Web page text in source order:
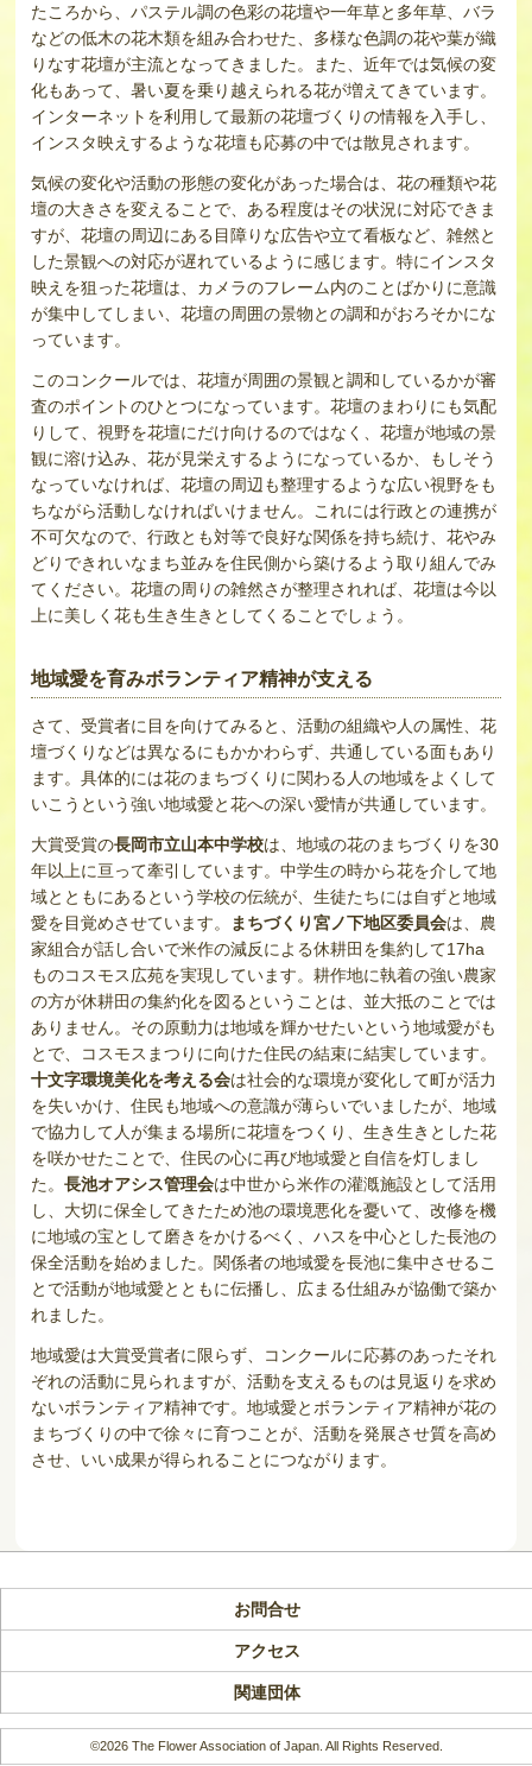
たころから、パステル調の色彩の花壇や一年草と多年草、バラ
などの低木の花木類を組み合わせた、多様な色調の花や葉が織
りなす花壇が主流となってきました。また、近年では気候の変
化もあって、暑い夏を乗り越えられる花が増えてきています。
インターネットを利用して最新の花壇づくりの情報を入手し、
インスタ映えするような花壇も応募の中では散見されます。
気候の変化や活動の形態の変化があった場合は、花の種類や花
壇の大きさを変えることで、ある程度はその状況に対応できま
すが、花壇の周辺にある目障りな広告や立て看板など、雑然と
した景観への対応が遅れているように感じます。特にインスタ
映えを狙った花壇は、カメラのフレーム内のことばかりに意識
が集中してしまい、花壇の周囲の景物との調和がおろそかにな
っています。
このコンクールでは、花壇が周囲の景観と調和しているかが審
査のポイントのひとつになっています。花壇のまわりにも気配
りして、視野を花壇にだけ向けるのではなく、花壇が地域の景
観に溶け込み、花が見栄えするようになっているか、もしそう
なっていなければ、花壇の周辺も整理するような広い視野をも
ちながら活動しなければいけません。これには行政との連携が
不可欠なので、行政とも対等で良好な関係を持ち続け、花やみ
どりできれいなまち並みを住民側から築けるよう取り組んでみ
てください。花壇の周りの雑然さが整理されれば、花壇は今以
上に美しく花も生き生きとしてくることでしょう。
地域愛を育みボランティア精神が支える
さて、受賞者に目を向けてみると、活動の組織や人の属性、花
壇づくりなどは異なるにもかかわらず、共通している面もあり
ます。具体的には花のまちづくりに関わる人の地域をよくして
いこうという強い地域愛と花への深い愛情が共通しています。
大賞受賞の長岡市立山本中学校は、地域の花のまちづくりを30
年以上に亘って牽引しています。中学生の時から花を介して地
域とともにあるという学校の伝統が、生徒たちには自ずと地域
愛を目覚めさせています。
まちづくり宮ノ下地区委員会は、農
家組合が話し合いで米作の減反による休耕田を集約して17ha
ものコスモス広苑を実現しています。耕作地に執着の強い農家
の方が休耕田の集約化を図るということは、並大抵のことでは
ありません。その原動力は地域を輝かせたいという地域愛がも
とで、コスモスまつりに向けた住民の結束に結実しています。
十文字環境美化を考える会は社会的な環境が変化して町が活力
を失いかけ、住民も地域への意識が薄らいでいましたが、地域
で協力して人が集まる場所に花壇をつくり、生き生きとした花
を咲かせたことで、住民の心に再び地域愛と自信を灯しまし
た。長池オアシス管理会は中世から米作の灌漑施設として活用
し、大切に保全してきたため池の環境悪化を憂いて、改修を機
に地域の宝として磨きをかけるべく、ハスを中心とした長池の
保全活動を始めました。関係者の地域愛を長池に集中させるこ
とで活動が地域愛とともに伝播し、広まる仕組みが協働で築か
れました。
地域愛は大賞受賞者に限らず、コンクールに応募のあったそれ
ぞれの活動に見られますが、活動を支えるものは見返りを求め
ないボランティア精神です。地域愛とボランティア精神が花の
まちづくりの中で徐々に育つことが、活動を発展させ質を高め
させ、いい成果が得られることにつながります。
お問合せ
アクセス
関連団体
©2026 The Flower Association of Japan. All Rights Reserved.